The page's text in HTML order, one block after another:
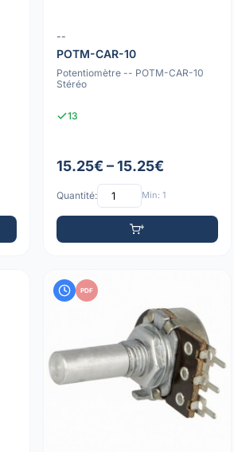
--
POTM-CAR-10
Potentiomètre -- POTM-CAR-10
Stéréo
13
15.25€ – 15.25€
Quantité: Min: 1
PDF